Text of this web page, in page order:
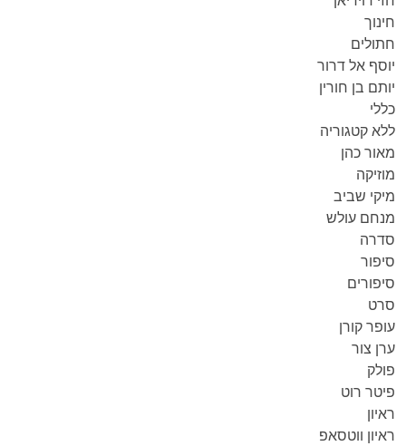
חינוך
חתולים
יוסף אל דרור
יותם בן חורין
כללי
ללא קטגוריה
מאור כהן
מוזיקה
מיקי שביב
מנחם עולש
סדרה
סיפור
סיפורים
סרט
עופר קורן
ערן צור
פולק
פיטר רוט
ראיון
ראיון ווטסאפ